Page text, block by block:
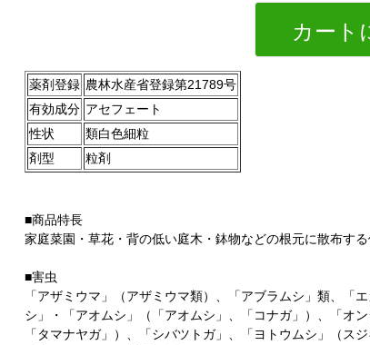
カート
薬剤登録 農林水産省登録第21789号
有効成分 アセフェート
性状
類白色細粒
剤型
粒剤
■商品特長
家庭菜園・草花・背の低い庭木・鉢物などの根元に散布す
■害虫
「アザミウマ」（アザミウマ類）、「アブラムシ」類、「
シ」・「アオムシ」（「アオムシ」、「コナガ」）、「オ
「タマナヤガ」）、「シバツトガ」、「ヨトウムシ」（